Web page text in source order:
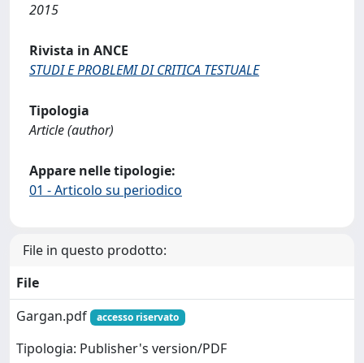
2015
Rivista in ANCE
STUDI E PROBLEMI DI CRITICA TESTUALE
Tipologia
Article (author)
Appare nelle tipologie:
01 - Articolo su periodico
File in questo prodotto:
File
Gargan.pdf
accesso riservato
Tipologia: Publisher's version/PDF